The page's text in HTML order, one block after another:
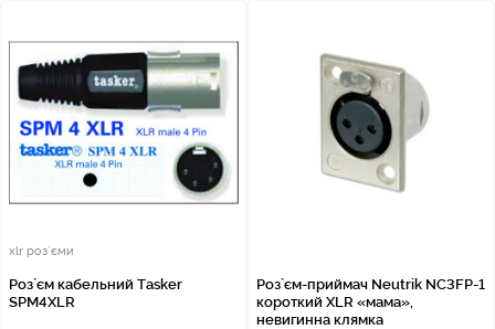
xlr роз`єми
Роз`єм кабельний Tasker
SPM4XLR
Роз`єм-приймач Neutrik NC3FP-1
короткий XLR «мама»,
невигинна клямка